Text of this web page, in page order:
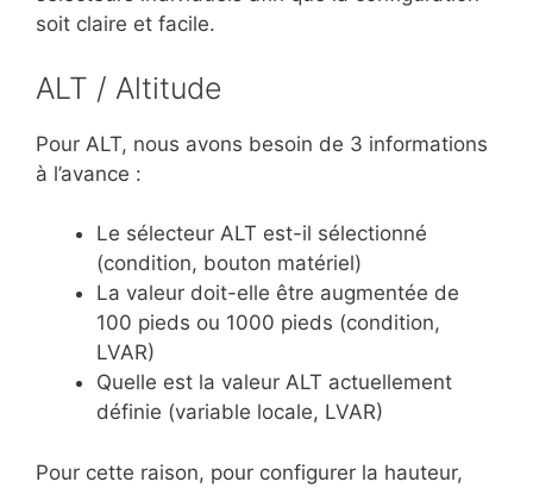
soit claire et facile.
ALT / Altitude
Pour ALT, nous avons besoin de 3 informations
à l’avance :
Le sélecteur ALT est-il sélectionné
(condition, bouton matériel)
La valeur doit-elle être augmentée de
100 pieds ou 1000 pieds (condition,
LVAR)
Quelle est la valeur ALT actuellement
définie (variable locale, LVAR)
Pour cette raison, pour configurer la hauteur,